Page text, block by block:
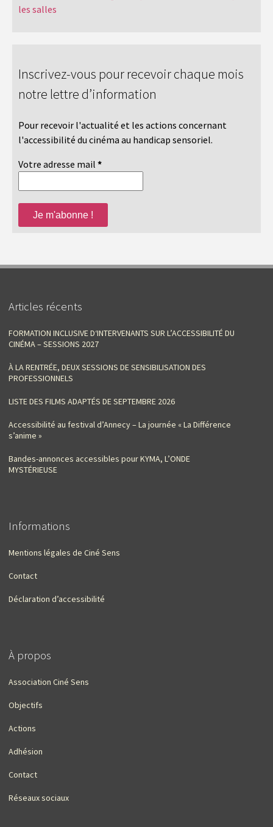
les salles
Inscrivez-vous pour recevoir chaque mois
notre lettre d’information
Pour recevoir l'actualité et les actions concernant
l'accessibilité du cinéma au handicap sensoriel.
Votre adresse mail *
Articles récents
FORMATION INCLUSIVE D‘INTERVENANTS SUR L’ACCESSIBILITÉ DU
CINÉMA – SESSIONS 2027
À LA RENTRÉE, DEUX SESSIONS DE SENSIBILISATION DES
PROFESSIONNELS
LISTE DES FILMS ADAPTÉS DE SEPTEMBRE 2026
Accessibilité au festival d’Annecy – La journée « La Différence
s’anime »
Bandes-annonces accessibles pour KYMA, L’ONDE
MYSTÉRIEUSE
Informations
Mentions légales de Ciné Sens
Contact
Déclaration d’accessibilité
À propos
Association Ciné Sens
Objectifs
Actions
Adhésion
Contact
Réseaux sociaux